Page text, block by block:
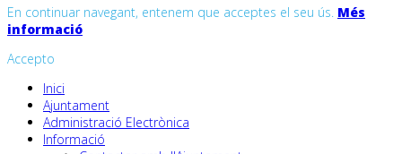
En continuar navegant, entenem que acceptes el seu ús. Més
informació
Accepto
Inici
Ajuntament
Administració Electrònica
Informació